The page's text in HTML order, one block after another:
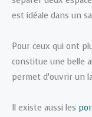
est idéale dans un
Pour ceux qui ont
constitue une belle
permet d’ouvrir un
Il existe aussi les